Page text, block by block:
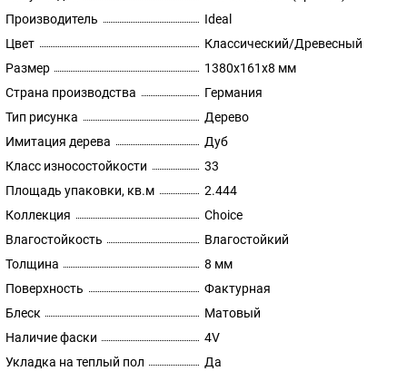
Производитель
Ideal
Цвет
Классический/Древесный
Размер
1380х161х8 мм
Страна производства
Германия
Тип рисунка
Дерево
Имитация дерева
Дуб
Класс износостойкости
33
Площадь упаковки, кв.м
2.444
Коллекция
Choice
Влагостойкость
Влагостойкий
Толщина
8 мм
Поверхность
Фактурная
Блеск
Матовый
Наличие фаски
4V
Укладка на теплый пол
Да